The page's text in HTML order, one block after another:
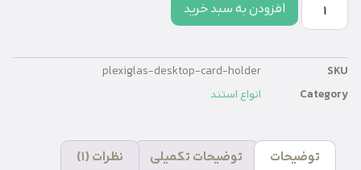
افزودن به سبد خرید
SKU
plexiglas-desktop-card-holder
Category
انواع استند
توضیحات توضیحات تکمیلی نظرات (1)